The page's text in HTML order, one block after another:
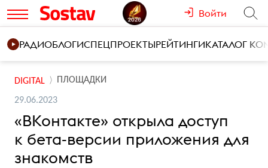
Войти
РАДИОБЛОГИСПЕЦПРОЕКТЫРЕЙТИНГИКАТАЛОГ
DIGITAL ПЛОЩАДКИ
29.06.2023
«ВКонтакте» открыла доступ
к бета-версии приложения для
знакомств